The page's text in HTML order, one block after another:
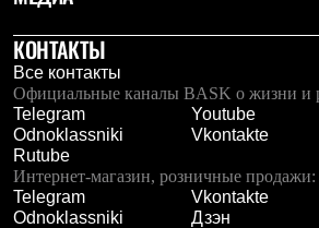
Куртки
Брюки
Жилеты
Комбинезоны
Термобелье
Комплект термобелья
Снаряжение
Палатки и тенты
Палатки
КОНТАКТЫ
Все контакты
Официальные каналы BASK о жизни и
Telegram
Youtube
Odnoklassniki
Vkontakte
Rutube
Интернет-магазин, розничные
Telegram
Vkontakte
Odnoklassniki
Дзэн